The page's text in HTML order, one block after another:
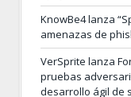
KnowBe4 lanza
amenazas de
VerSprite lanza
pruebas
desarrollo ágil de